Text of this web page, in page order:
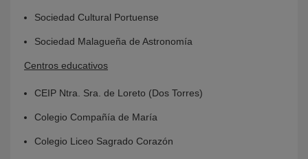
Sociedad Cultural Portuense
Sociedad Malagueña de Astronomía
Centros educativos
CEIP Ntra. Sra. de Loreto (Dos Torres)
Colegio Compañía de María
Colegio Liceo Sagrado Corazón